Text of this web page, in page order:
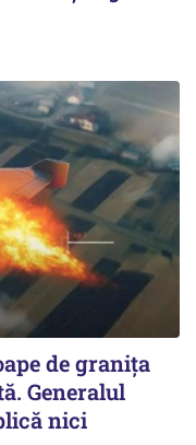
de granița
Generalul
nici